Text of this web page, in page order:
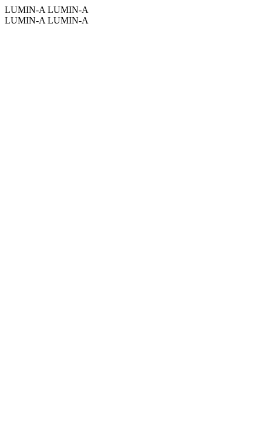
LUMIN-A LUMIN-A
LUMIN-A LUMIN-A